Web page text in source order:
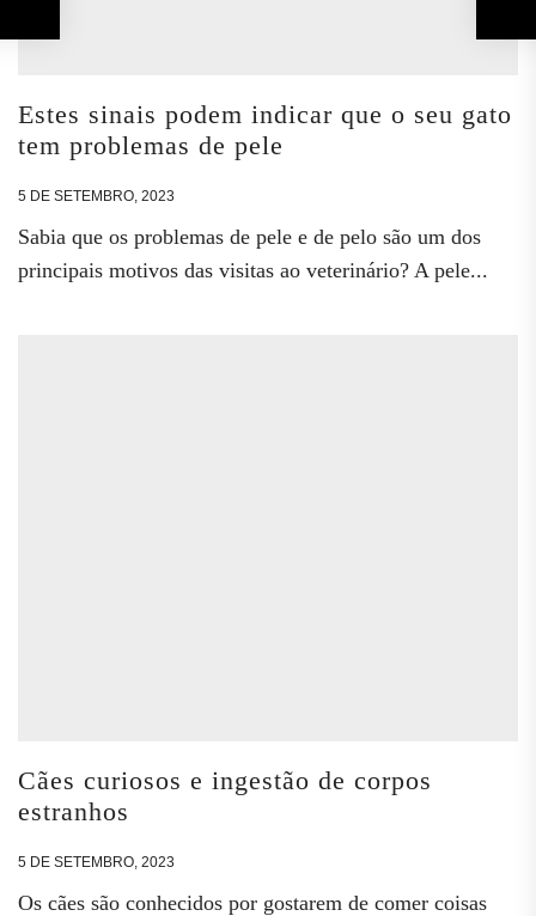
Estes sinais podem indicar que o seu gato
tem problemas de pele
5 DE SETEMBRO, 2023
Sabia que os problemas de pele e de pelo são um dos
principais motivos das visitas ao veterinário? A pele...
Cães curiosos e ingestão de corpos
estranhos
5 DE SETEMBRO, 2023
Os cães são conhecidos por gostarem de comer coisas